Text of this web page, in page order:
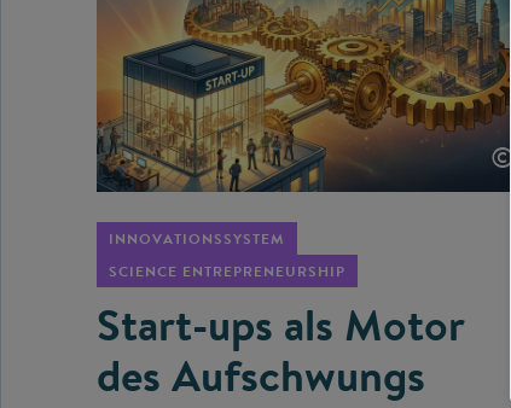
©
INNOVATIONSSYSTEM
SCIENCE ENTREPRENEURSHIP
Start-ups als Motor
des Aufschwungs